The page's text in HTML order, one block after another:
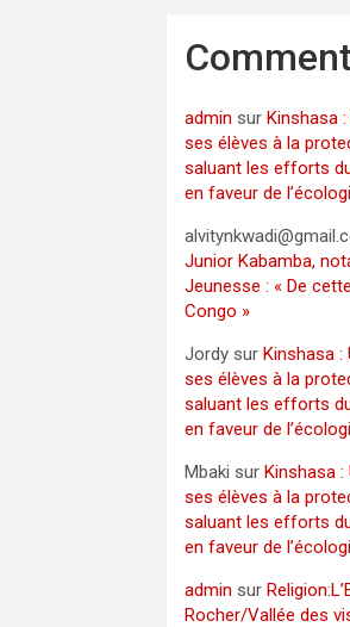
admin surKinshasa
ses élèves à la
saluant les efforts
en faveur de
Junior Kabamba,
Jeunesse : « De
Congo »
Jordy surKinshasa :
ses élèves à la
saluant les efforts
en faveur de
Mbaki surKinshasa :
ses élèves à la
saluant les efforts
en faveur de
admin sur
Rocher/Vallée des